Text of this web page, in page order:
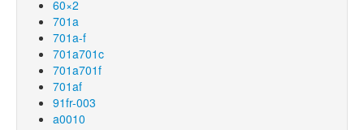
60×2
701a
701a-f
701a701c
701a701f
701af
91fr-003
a0010